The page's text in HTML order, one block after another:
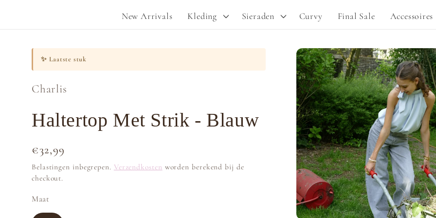
New Arrivals Kleding Sieraden Curvy Final Sale Accessoires
Ga direct naar
productinformatie
✨ Laatste stuk
Charlis
Haltertop Met Strik - Blauw
Normale
prijs
€32,99
Belastingen inbegrepen. Verzendkosten worden berekend bij de
checkout.
Maat